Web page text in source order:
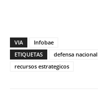
VIA
Infobae
ETIQUETAS
defensa nacional
recursos estrategicos